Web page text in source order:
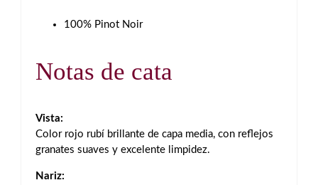
100% Pinot Noir
Notas de cata
Vista:
Color rojo rubí brillante de capa media, con reflejos
granates suaves y excelente limpidez.
Nariz: